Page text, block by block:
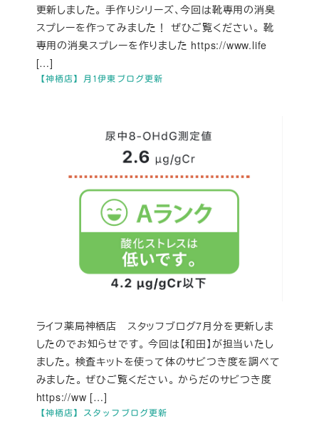
【神栖店】月1伊東ブログ更新
更新しました。 手作りシリーズ、今回は靴専用の消臭
スプレーを作ってみました！ ぜひご覧ください。 靴
専用の消臭スプレーを作りました https://www.life
[…]
【神栖店】スタッフブログ更新
ライフ薬局神栖店 スタッフブログ7月分を更新しま
したのでお知らせです。 今回は【和田】が担当いたし
ました。 検査キットを使って体のサビつき度を調べて
みました。 ぜひご覧ください。 からだのサビつき度
https://ww […]